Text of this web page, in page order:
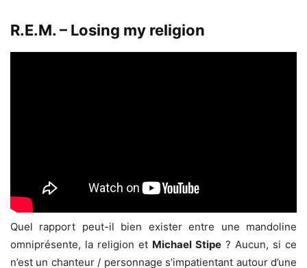
R.E.M. – Losing my religion
Quel rapport peut-il bien exister entre une mandoline
omniprésente, la religion et Michael Stipe ? Aucun, si ce
n’est un chanteur / personnage s’impatientant autour d’une